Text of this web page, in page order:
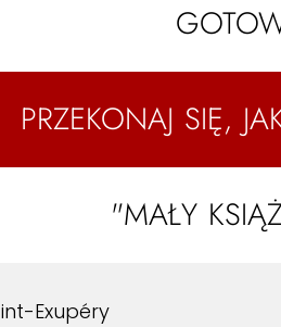
PRZEKONAJ SIĘ,
"MAŁY
Exupéry